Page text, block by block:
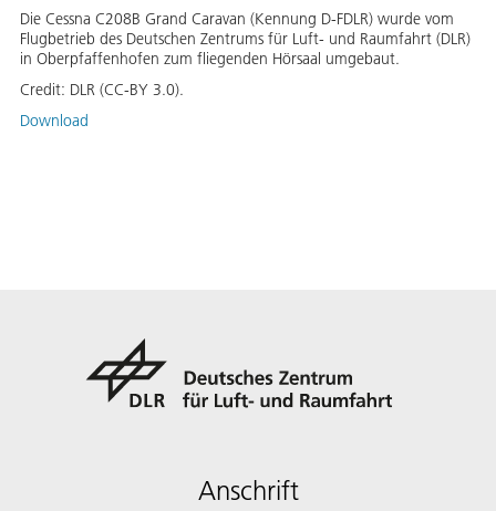
Die Cessna C208B Grand Caravan (Kennung D-FDLR) wurde vom
Flugbetrieb des Deutschen Zentrums für Luft- und Raumfahrt (DLR)
in Oberpfaffenhofen zum fliegenden Hörsaal umgebaut.
Credit: DLR (CC-BY 3.0).
Download
Anschrift